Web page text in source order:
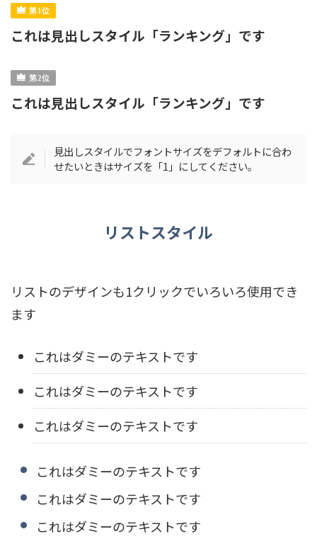
これは見出しスタイル「ランキング」です
これは見出しスタイル「ランキング」です
見出しスタイルでフォントサイズをデフォルトに合わ
せたいときはサイズを「1」にしてください。
リストスタイル
リストのデザインも1クリックでいろいろ使用でき
ます
これはダミーのテキストです
これはダミーのテキストです
これはダミーのテキストです
これはダミーのテキストです
これはダミーのテキストです
これはダミーのテキストです